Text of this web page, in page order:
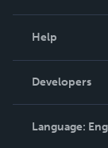
Podcast
Help
Order Lookup
Knowledge
Contact
Developers
Language: